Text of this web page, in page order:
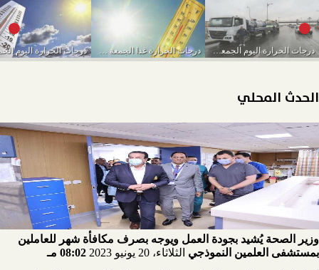
درجات الحرارة اليوم الجمعة 11-3-2022 في المحافظات درجات الحرارة غدا الجمعة في المحافظات
الحدث المحلي
وزير الصحة يُشيد بجودة العمل ويوجه بصرف مكافأة شهر للعاملين
بمستشفى العلمين النموذجي الثلاثاء، 20 يونيو 2023 08:02 مـ